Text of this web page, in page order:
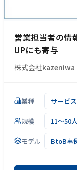
営業担当者の情
UPにも寄与
株式会社kazeniwa
業種 サービ
規模 11～50人
モデル BtoB事